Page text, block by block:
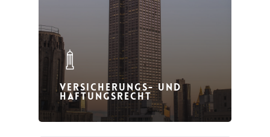
VERSICHERUNGS- UND
HAFTUNGSRECHT